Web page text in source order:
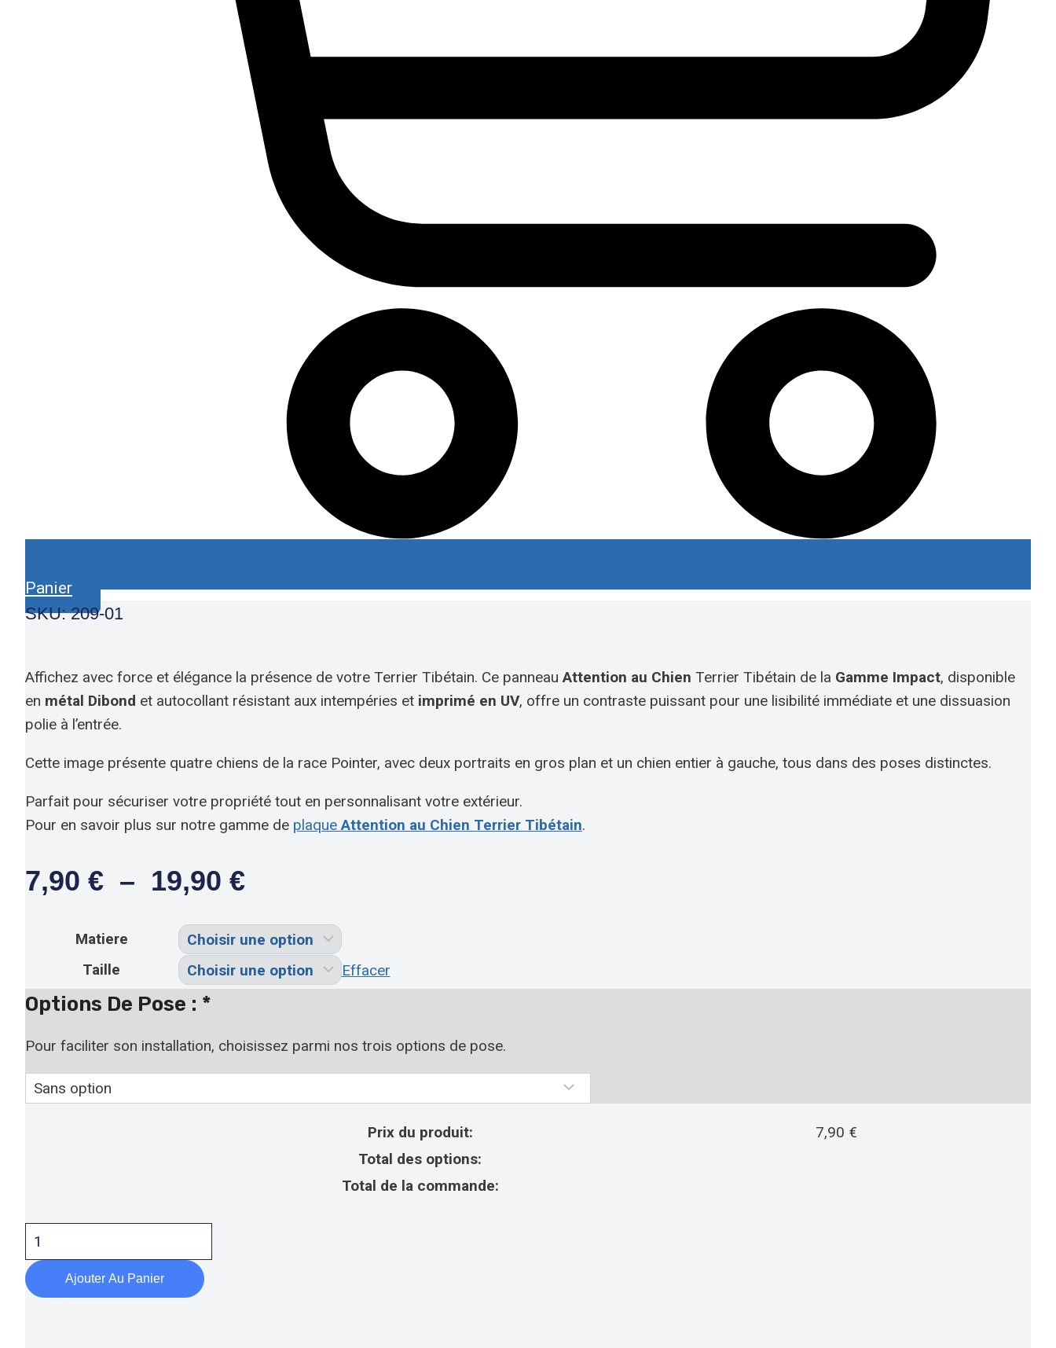
Panier
SKU: 209-01
Affichez avec force et élégance la présence de votre Terrier Tibétain. Ce panneauAttention au Chien Terrier Tibétain de la Gamme Impact, disponible
en métal Dibond et autocollant résistant aux intempéries et imprimé en UV, offre un contraste puissant pour une lisibilité immédiate et une dissuasion
polie à l’entrée.
Cette image présente quatre chiens de la race Pointer, avec deux portraits en gros plan et un chien entier à gauche, tous dans des poses distinctes.
Parfait pour sécuriser votre propriété tout en personnalisant votre extérieur.
Pour en savoir plus sur notre gamme de plaqueAttention au Chien Terrier Tibétain.
7,90 € – 19,90 €Plage
Prix :
7,90 €
19,90 €
Matiere
Taille
Effacer
Options De Pose : *
Pour faciliter son installation, choisissez parmi nos trois options de pose.
Prix du produit: 7,90 €
Total des options:
Total de la commande:
quantité
de
PanneauAjouter Au Panier